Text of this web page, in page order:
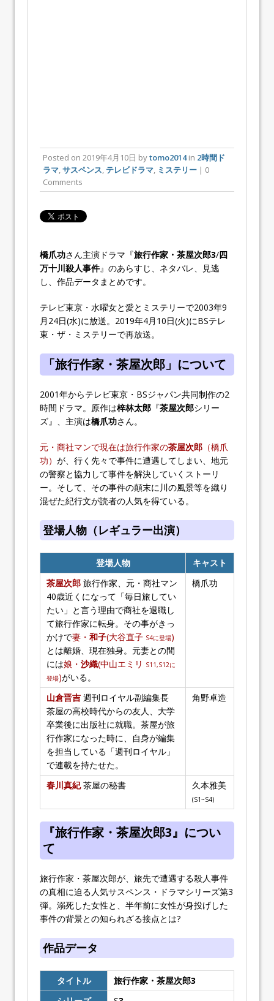
Posted on 2019年4月10日 bytomo2014in 2時間ド
ラマ サスペンス テレビドラマ ミステリー | 0
Comments
橋爪功さん主演ドラマ『旅行作家・茶屋次郎3/四
万十川殺人事件』のあらすじ、ネタバレ、見逃
し、作品データまとめです。
テレビ東京・水曜女と愛とミステリーで2003年9
月24日(水)に放送。2019年4月10日(火)にBSテレ
東・ザ・ミステリーで再放送。
「旅行作家・茶屋次郎」について
2001年からテレビ東京・BSジャパン共同制作の2
時間ドラマ。原作は梓林太郎 『茶屋次郎シリー
ズ』、主演は橋爪功さん。
元・商社マンで現在は旅行作家の茶屋次郎 （橋爪
功） が、行く先々で事件に遭遇してしまい、地元
の警察と協力して事件を解決していくストーリ
ー。そして、その事件の顛末に川の風景等を織り
混ぜた紀行文が読者の人気を得ている。
登場人物（レギュラー出演）
登場人物
キャスト
茶屋次郎 旅行作家、元・商社マン
40歳近くになって「毎日旅してい
たい」と言う理由で商社を退職し
て旅行作家に転身。その事がきっ
かけで妻・ 和子(大谷直子 S4に登場)
とは離婚、現在独身。元妻との間
には娘・ 沙織(中山エミリ S11,S12に
登場)がいる。
橋爪功
山倉晋吉 週刊ロイヤル副編集長
茶屋の高校時代からの友人、大学
卒業後に出版社に就職。茶屋が旅
行作家になった時に、自身が編集
を担当している「週刊ロイヤル」
で連載を持たせた。
角野卓造
春川真紀茶屋の秘書 久本雅美
(S1~S4)
『旅行作家・茶屋次郎3』につい
て
旅行作家・茶屋次郎が、旅先で遭遇する殺人事件
の真相に迫る人気サスペンス・ドラマシリーズ第3
弾。溺死した女性と、半年前に女性が身投げした
事件の背景との知られざる接点とは?
作品データ
タイトル
旅行作家・茶屋次郎3